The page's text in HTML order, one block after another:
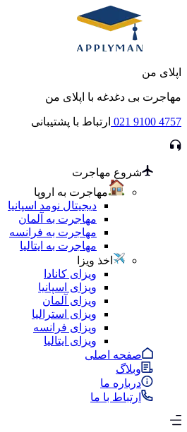
اپلای من
مهاجرت بی دغدغه با اپلای من
021 9100 4757 ارتباط با پشتیبانی
شروع مهاجرت
مهاجرت به اروپا
دیجیتال نومد اسپانیا
مهاجرت به آلمان
مهاجرت به فرانسه
مهاجرت به ایتالیا
اخذ ویزا
ویزای کانادا
ویزای اسپانیا
ویزای آلمان
ویزای استرالیا
ویزای فرانسه
ویزای ایتالیا
صفحه اصلی
وبلاگ
درباره ما
ارتباط با ما